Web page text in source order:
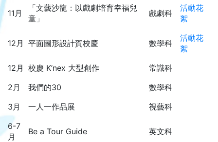
11月
「文藝沙龍：以戲劇培育幸福兒
童」
戲劇科
活動花
絮
12月 平面圖形設計賀校慶 數學科
活動花
絮
12月 校慶 K’nex 大型創作
常識科
2月
我們的30
數學科
3月
一人一作品展
視藝科
6-7
月
Be a Tour Guide
英文科